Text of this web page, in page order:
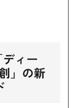
ィー
」の新